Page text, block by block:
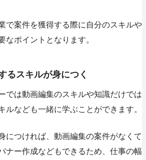
で案件を獲得する際に自分のスキルや
なポイントとなります。
るスキルが身につく
では動画編集のスキルや知識だけでは
ルなども一緒に学ぶことができます。
につければ、動画編集の案件がなくて
ナー作成などもできるため、仕事の幅